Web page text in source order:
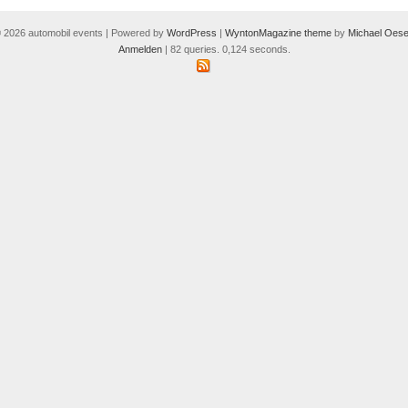
2026 automobil events | Powered by WordPress | WyntonMagazine theme by Michael
Anmelden| 82 queries. 0,124 seconds.